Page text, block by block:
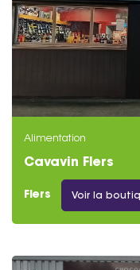
Alimentation
Cavavin Flers
Flers Voir la